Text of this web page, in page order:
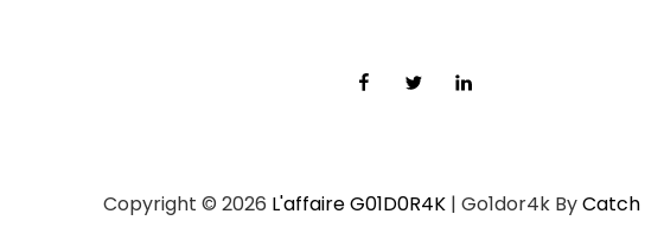
FacebookTwitterLinkedIn
Copyright © 2026 L'affaire G01D0R4K | Go1dor4k ByCatch